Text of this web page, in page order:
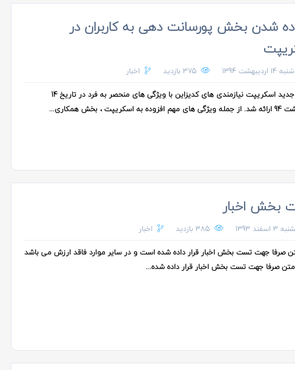
شدن بخش پورسانت دهی به کاربران در
اردیبهشت 1394 375 بازدید
اخبار
نسخه جدید اسکریپت نیازمندی های کدیزاین با ویژگی های منحصر به فرد در تاریخ 14
به اسکریپت ، بخش همکاری...
بخش اخبار
اسفند 1393 385 بازدید
اخبار
صرفا جهت تست بخش اخبار قرار داده شده است و در سایر موارد فاقد ارزش می باشد
صرفا جهت تست بخش اخبار قرار داده شده...